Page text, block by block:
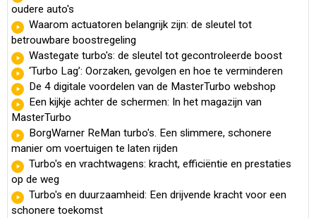
oudere auto's
Waarom actuatoren belangrijk zijn: de sleutel tot
betrouwbare boostregeling
Wastegate turbo's: de sleutel tot gecontroleerde boost
‘Turbo Lag’: Oorzaken, gevolgen en hoe te verminderen
De 4 digitale voordelen van de MasterTurbo webshop
Een kijkje achter de schermen: In het magazijn van
MasterTurbo
BorgWarner ReMan turbo's. Een slimmere, schonere
manier om voertuigen te laten rijden
Turbo's en vrachtwagens: kracht, efficiëntie en prestaties
op de weg
Turbo's en duurzaamheid: Een drijvende kracht voor een
schonere toekomst